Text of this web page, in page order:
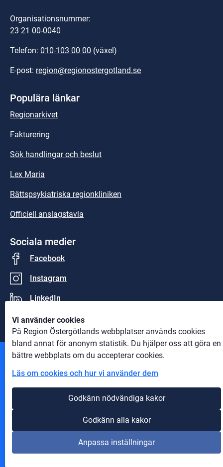
Vi använder cookies
På Region Östergötlands webbplatser används cookies
bland annat för anonym statistik. Du hjälper oss att göra en
bättre webbplats om du accepterar cookies.
Läs om cookies och hur vi använder dem
Godkänn nödvändiga kakor
Godkänn alla kakor
Anpassa inställningar
Organisationsnummer:
23 21 00-0040
Telefon: 010-103 00 00 (växel)
E-post: region@regionostergotland.se
Populära länkar
Regionarkivet
Fakturering
Sök handlingar och beslut
Lex Maria
Rättspsykiatriska regionkliniken
Officiell anslagstavla
Sociala medier
Facebook
Instagram
LinkedIn
Information om cookies
Om webbplatsen
Tillgänglighet på webbplatsen